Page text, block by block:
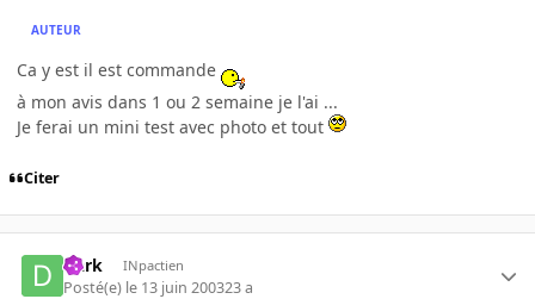
AUTEUR
Ca y est il est commande
à mon avis dans 1 ou 2 semaine je l'ai ...
Je ferai un mini test avec photo et tout
Citer
Dark INpactien
Posté(e) le 13 juin 200323 a